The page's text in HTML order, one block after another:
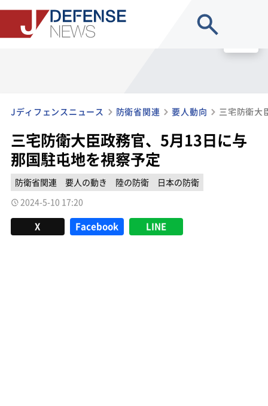
Jディフェンスニュース 防衛省関連 要人動向
三宅防衛大臣政務官、5月13日に与
那国駐屯地を視察予定
防衛省関連 要人の動き 陸の防衛
日本の防衛
2024-5-10 17:20
X Facebook LINE